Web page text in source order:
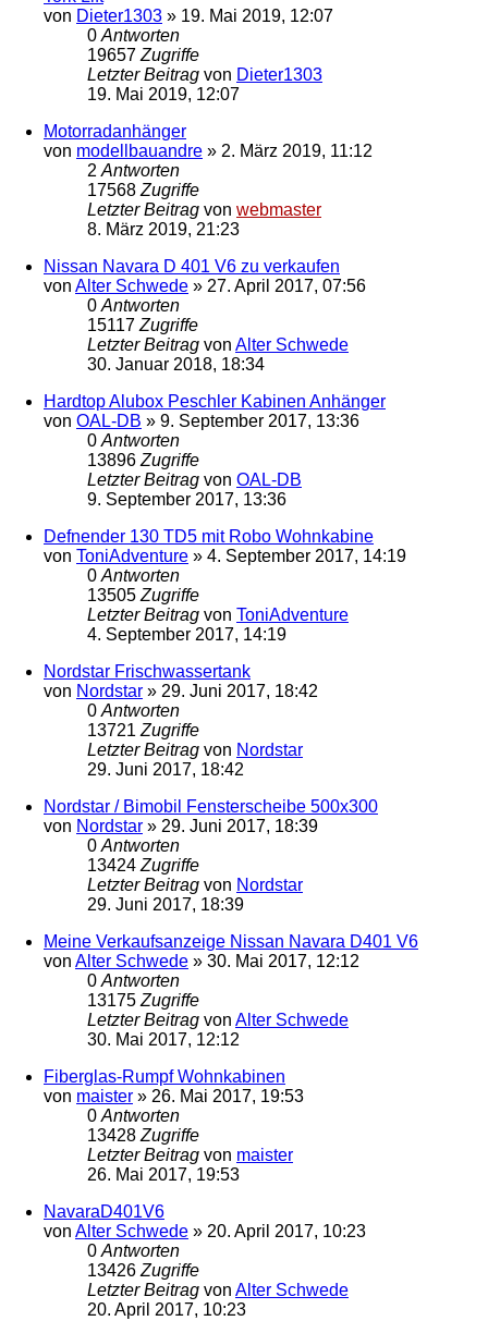
von Dieter1303 » 19. Mai 2019, 12:07
0 Antworten
19657 Zugriffe
Letzter Beitrag von Dieter1303
19. Mai 2019, 12:07
Motorradanhänger
von modellbauandre » 2. März 2019, 11:12
2 Antworten
17568 Zugriffe
Letzter Beitrag von webmaster
8. März 2019, 21:23
Nissan Navara D 401 V6 zu verkaufen
von Alter Schwede » 27. April 2017, 07:56
0 Antworten
15117 Zugriffe
Letzter Beitrag von Alter Schwede
30. Januar 2018, 18:34
Hardtop Alubox Peschler Kabinen Anhänger
von OAL-DB » 9. September 2017, 13:36
0 Antworten
13896 Zugriffe
Letzter Beitrag von OAL-DB
9. September 2017, 13:36
Defnender 130 TD5 mit Robo Wohnkabine
von ToniAdventure » 4. September 2017, 14:19
0 Antworten
13505 Zugriffe
Letzter Beitrag von ToniAdventure
4. September 2017, 14:19
Nordstar Frischwassertank
von Nordstar » 29. Juni 2017, 18:42
0 Antworten
13721 Zugriffe
Letzter Beitrag von Nordstar
29. Juni 2017, 18:42
Nordstar / Bimobil Fensterscheibe 500x300
von Nordstar » 29. Juni 2017, 18:39
0 Antworten
13424 Zugriffe
Letzter Beitrag von Nordstar
29. Juni 2017, 18:39
Meine Verkaufsanzeige Nissan Navara D401 V6
von Alter Schwede » 30. Mai 2017, 12:12
0 Antworten
13175 Zugriffe
Letzter Beitrag von Alter Schwede
30. Mai 2017, 12:12
Fiberglas-Rumpf Wohnkabinen
von maister » 26. Mai 2017, 19:53
0 Antworten
13428 Zugriffe
Letzter Beitrag von maister
26. Mai 2017, 19:53
NavaraD401V6
von Alter Schwede » 20. April 2017, 10:23
0 Antworten
13426 Zugriffe
Letzter Beitrag von Alter Schwede
20. April 2017, 10:23